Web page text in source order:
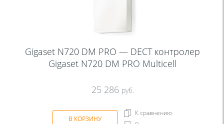
Gigaset N720 DM PRO — DECT контролер
Gigaset N720 DM PRO Multicell
25 286 руб.
В КОРЗИНУ
К сравнению